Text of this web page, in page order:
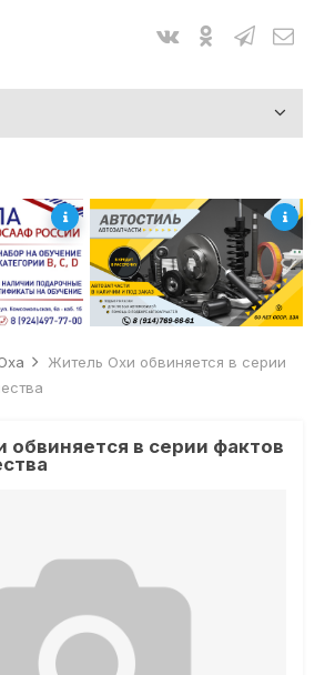
Житель Охи обвиняется в серии
в серии фактов